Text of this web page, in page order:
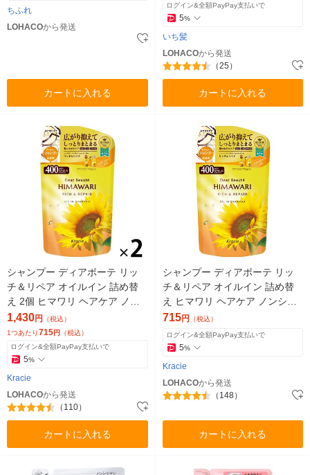
ちふれ
LOHACOから発送
カートに入れる
ログイン&全額PayPay支払いで
5%
いち髪
LOHACOから発送
（25）
カートに入れる
シャンプー ディアボーテ リッ
チ＆リペア オイルイン 詰め替
え 2個 ヒマワリ ヘアケア ノン
シリコン アミノ酸 うねり くせ
毛 パサつき
1,430円
（税込）
1つあたり715円 （税込）
ログイン&全額PayPay支払いで
5%
Kracie
LOHACOから発送
（110）
カートに入れる
シャンプー ディアボーテ リッ
チ＆リペア オイルイン 詰め替
え ヒマワリ ヘアケア ノンシリ
コン アミノ酸 うねり くせ毛 パ
サつき
715円 （税込）
ログイン&全額PayPay支払いで
5%
Kracie
LOHACOから発送
（148）
カートに入れる